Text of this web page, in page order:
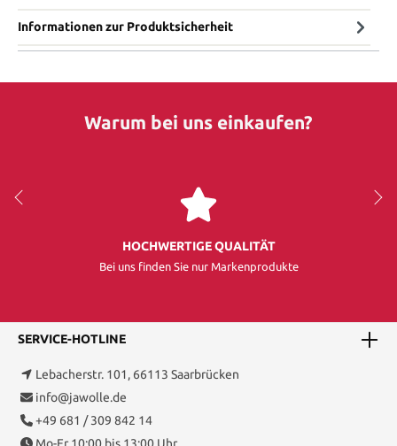
Informationen zur Produktsicherheit
Warum bei uns einkaufen?
HOCHWERTIGE QUALITÄT
Bei uns finden Sie nur Markenprodukte
SERVICE-HOTLINE
Lebacherstr. 101, 66113 Saarbrücken
info@jawolle.de
+49 681 / 309 842 14